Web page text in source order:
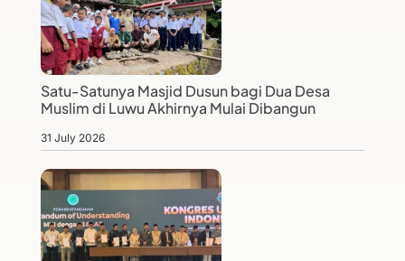
Satu-Satunya Masjid Dusun bagi Dua Desa
Muslim di Luwu Akhirnya Mulai Dibangun
31 July 2026